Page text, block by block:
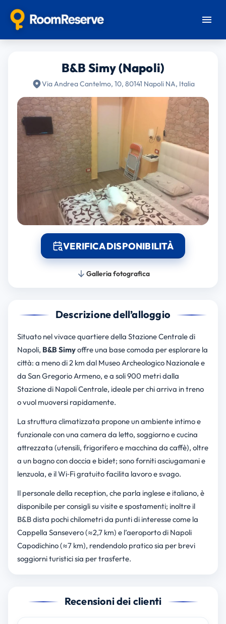
B&B Simy (Napoli)
Via Andrea Cantelmo, 10, 80141 Napoli NA, Italia
VERIFICA DISPONIBILITÀ
Galleria fotografica
Descrizione dell’alloggio
Situato nel vivace quartiere della Stazione Centrale di
Napoli, B&B Simyoffre una base comoda per esplorare la
città: a meno di 2 km dal Museo Archeologico Nazionale e
da San Gregorio Armeno, e a soli 900 metri dalla
Stazione di Napoli Centrale, ideale per chi arriva in treno
o vuol muoversi rapidamente.
La struttura climatizzata propone un ambiente intimo e
funzionale con una camera da letto, soggiorno e cucina
attrezzata (utensili, frigorifero e macchina da caffè), oltre
a un bagno con doccia e bidet; sono forniti asciugamani e
lenzuola, e il Wi‑Fi gratuito facilita lavoro e svago.
Il personale della reception, che parla inglese e italiano, è
disponibile per consigli su visite e spostamenti; inoltre il
B&B dista pochi chilometri da punti di interesse come la
Cappella Sansevero (≈2,7 km) e l’aeroporto di Napoli
Capodichino (≈7 km), rendendolo pratico sia per brevi
soggiorni turistici sia per trasferte.
Recensioni dei clienti